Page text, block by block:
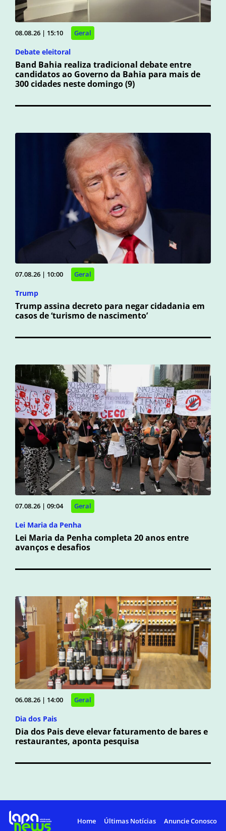
08.08.26 | 15:10 Geral
Debate eleitoral
Band Bahia realiza tradicional debate entre
candidatos ao Governo da Bahia para mais de
300 cidades neste domingo (9)
07.08.26 | 10:00 Geral
Trump
Trump assina decreto para negar cidadania em
casos de ‘turismo de nascimento’
07.08.26 | 09:04 Geral
Lei Maria da Penha
Lei Maria da Penha completa 20 anos entre
avanços e desafios
06.08.26 | 14:00 Geral
Dia dos Pais
Dia dos Pais deve elevar faturamento de bares e
restaurantes, aponta pesquisa
Home Últimas Notícias Anuncie Conosco